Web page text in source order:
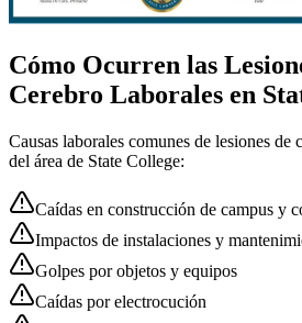
Cómo Ocurren las
Cerebro Laborales en
Causas laborales comunes de lesiones de
del área de State College:
Caídas en construcción de campus y
Impactos de instalaciones y
Golpes por objetos y equipos
Caídas por electrocución